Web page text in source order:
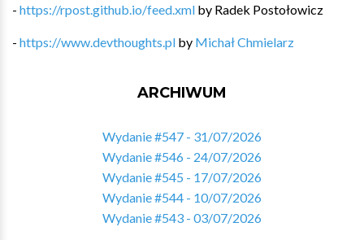
- https://rpost.github.io/feed.xml by Radek Postołowicz
- https://www.devthoughts.pl by Michał Chmielarz
ARCHIWUM
Wydanie #547 - 31/07/2026
Wydanie #546 - 24/07/2026
Wydanie #545 - 17/07/2026
Wydanie #544 - 10/07/2026
Wydanie #543 - 03/07/2026